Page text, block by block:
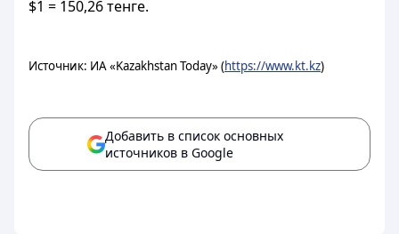
$1 = 150,26 тенге.
Источник: ИА «Kazakhstan Today» (https://www.kt.kz)
Добавить в список основных
источников в Google